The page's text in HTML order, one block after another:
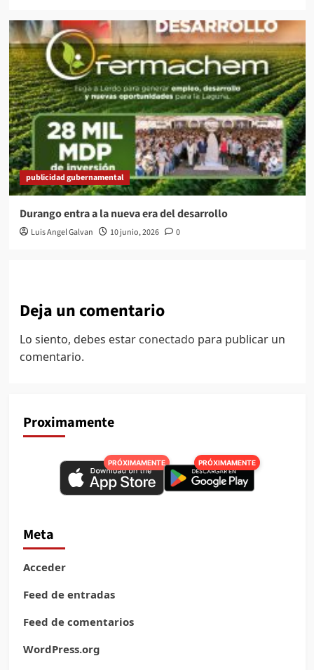
publicidad gubernamental
Durango entra a la nueva era del desarrollo
Luis Angel Galvan 10 junio, 2026 0
Deja un comentario
Lo siento, debes estar conectado para publicar un
comentario.
Proximamente
PRÓXIMAMENTE PRÓXIMAMENTE
Meta
Acceder
Feed de entradas
Feed de comentarios
WordPress.org